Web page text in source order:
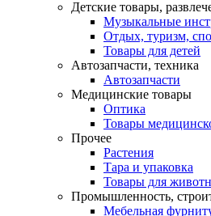
Детские товары,
Музыкальные
Отдых, туризм,
Товары для детей
Автозапчасти, техника
Автозапчасти
Медицинские товары
Оптика
Товары
Прочее
Растения
Тара и упаковка
Товары для
Промышленность,
Мебельная